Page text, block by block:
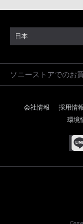
日本
ソニーストアでのお
会社情報 採用情
環境